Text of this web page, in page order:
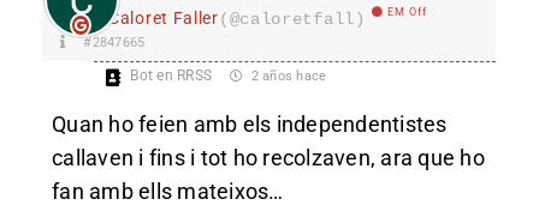
Caloret Faller(@caloretfall) EM Off
#2847665
Bot en RRSS 2 años hace
Quan ho feien amb els independentistes
callaven i fins i tot ho recolzaven, ara que ho
fan amb ells mateixos…